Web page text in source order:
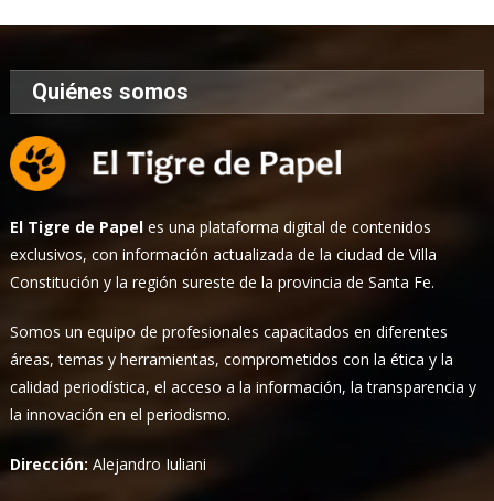
Quiénes somos
El Tigre de Papel es una plataforma digital de contenidos
exclusivos, con información actualizada de la ciudad de Villa
Constitución y la región sureste de la provincia de Santa Fe.
Somos un equipo de profesionales capacitados en diferentes
áreas, temas y herramientas, comprometidos con la ética y la
calidad periodística, el acceso a la información, la transparencia y
la innovación en el periodismo.
Dirección:Alejandro Iuliani